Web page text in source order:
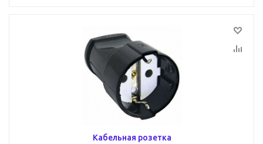
Кабельная розетка